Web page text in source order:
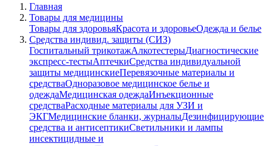
Главная
Товары для медицины
Товары для здоровьяКрасота и здоровьеОдежда и белье
Средства индивид. защиты (СИЗ)
Госпитальный трикотажАлкотестерыДиагностические
экспресс-тестыАптечкиСредства индивидуальной
защиты медицинскиеПеревязочные материалы и
средстваОдноразовое медицинское белье и
одеждаМедицинская одеждаИнъекционные
средстваРасходные материалы для УЗИ и
ЭКГМедицинские бланки, журналыДезинфицирующие
средства и антисептикиСветильники и лампы
инсектицидные и